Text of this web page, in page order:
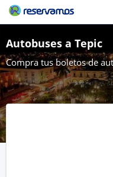
Autobuses a Tepic
Compra tus boletos de